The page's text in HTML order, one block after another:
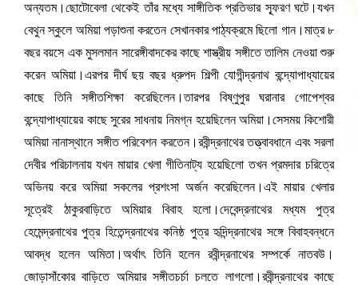
অন্যতম।ছোটোবেলা থেকেই তাঁর মধ্যে সাঙ্গীতিক প্রতিভার স্ফূরণ ঘটে।যখন
বেথুন স্কুলে অমিয়া পড়াশুনা করতেন সেখানকার পাঠ্যক্রমে ছিলো গান।মাত্র ৮
বছর বয়সে এক মুসলমান সারেঙ্গীবাদকের কাছে শাস্ত্রীয় সঙ্গীতে তালিম নেওয়া শুরু
করেন অমিয়া।এরপর দীর্ঘ ছয় বছর ধ্রুপদ শিল্পী যোগীন্দ্রনাথ বন্দ্যোপাধ্যায়ের
কাছে তিনি সঙ্গীতশিক্ষা করেছিলেন।তারপর বিষ্ণুপুর ঘরানার গোপেশ্বর
বন্দ্যোপাধ্যায়ের কাছে সুরের সাধনায় নিমগ্ন হয়েছিলেন অমিয়া।সেসময় কিশোরী
অমিয়া নানাস্থানে সঙ্গীত পরিবেশন করতেন।রবীন্দ্রনাথের তত্ত্বাবধানে এবং সরলা
দেবীর পরিচালনায় যখন মায়ার খেলা গীতিনাট্য হয়েছিলো তখন প্রমদার চরিত্রে
অভিনয় করে অমিয়া সকলের প্রশংসা অর্জন করেছিলেন।এই মায়ার খেলার
সূত্রেই ঠাকুরবাড়িতে অমিয়ার বিবাহ হলো।দেবেন্দ্রনাথের মধ্যম পুত্র
হেমেন্দ্রনাথের পুত্র হিতেন্দ্রনাথের কনিষ্ঠ পুত্র হৃদিন্দ্রনাথের সঙ্গে বিবাহবন্ধনে
আবদ্ধ হলেন অমিতা।অর্থাৎ তিনি হলেন রবীন্দ্রনাথের সম্পর্কে নাতবউ।
জোড়াসাঁকোর বাড়িতে অমিয়ার সঙ্গীতচর্চা চলতে লাগলো।রবীন্দ্রনাথের কাছে